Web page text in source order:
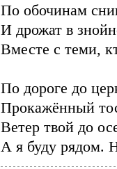
По обочинам
И дрожат в
Вместе с теми,
По дороге до
Прокажённый
Ветер твой до
А я буду рядом.